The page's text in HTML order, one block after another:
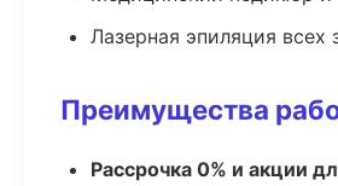
Лазерная эпиляция всех
Преимущества
Рассрочка 0% и акции